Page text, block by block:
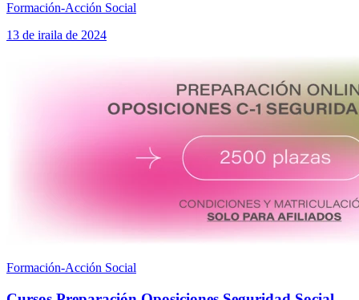
Formación-Acción Social
13 de iraila de 2024
Formación-Acción Social